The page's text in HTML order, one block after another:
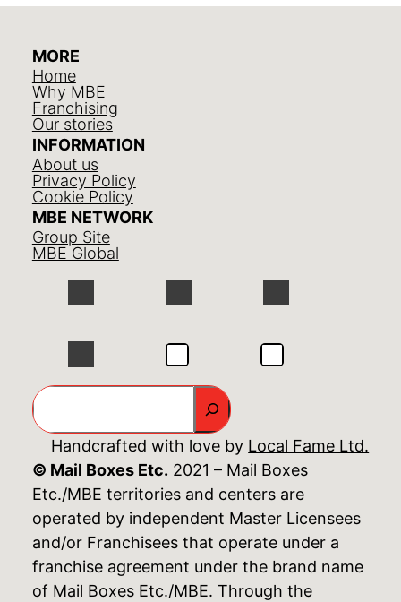
MORE
Home
Why MBE
Franchising
Our stories
INFORMATION
About us
Privacy Policy
Cookie Policy
MBE NETWORK
Group Site
MBE Global
GO
Handcrafted with love by Local Fame Ltd.
© Mail Boxes Etc. 2021 – Mail Boxes
Etc./MBE territories and centers are
operated by independent Master Licensees
and/or Franchisees that operate under a
franchise agreement under the brand name
of Mail Boxes Etc./MBE. Through the